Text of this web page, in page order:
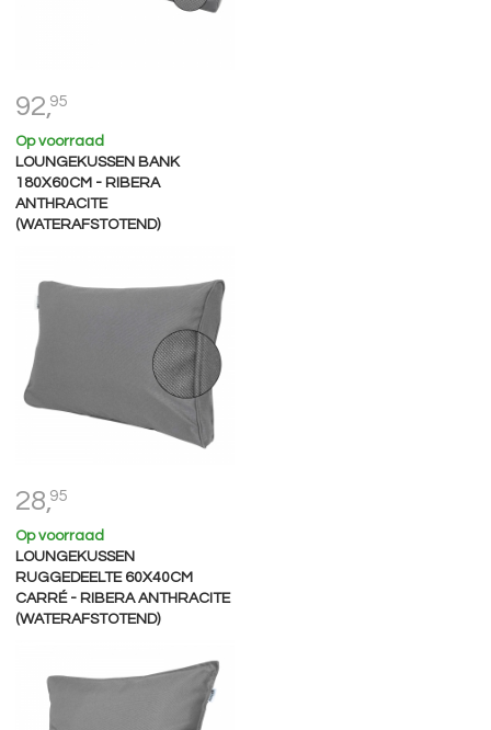
92,95
Op voorraad
LOUNGEKUSSEN BANK
180X60CM - RIBERA
ANTHRACITE
(WATERAFSTOTEND)
28,95
Op voorraad
LOUNGEKUSSEN
RUGGEDEELTE 60X40CM
CARRÉ - RIBERA ANTHRACITE
(WATERAFSTOTEND)